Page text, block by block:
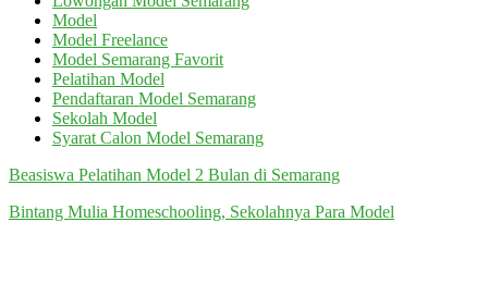
Model
Model Freelance
Model Semarang Favorit
Pelatihan Model
Pendaftaran Model Semarang
Sekolah Model
Syarat Calon Model Semarang
Beasiswa Pelatihan Model 2 Bulan di Semarang
Bintang Mulia Homeschooling, Sekolahnya Para Model